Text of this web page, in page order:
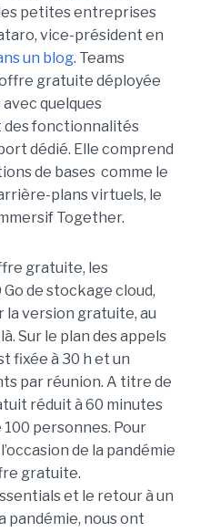
petites entreprises
vice-président en
un blog. Teams
gratuite déployée
quelques
des fonctionnalités
dédié. Elle comprend
de bases comme le
plans virtuels, le
Together.
gratuite, les
de stockage cloud,
la version gratuite, au
Sur le plan des appels
fixée à 30 h et un
par réunion. A titre de
réduit à 60 minutes
100 personnes. Pour
de la pandémie
gratuite.
et le retour à un
pandémie, nous ont